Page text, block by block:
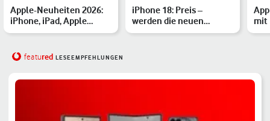
Apple-Neuheiten 2026:
iPhone, iPad, Apple
Watch und Co.
iPhone 18: Preis –
werden die neuen
Modelle teurer?
mit
featured LESEEMPFEHLUNGEN